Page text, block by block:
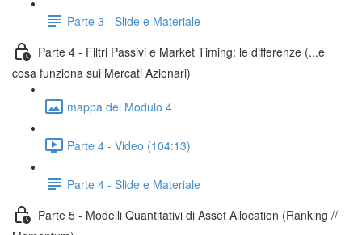
Parte 3 - Slide e Materiale
Parte 4 - Filtri Passivi e Market Timing: le differenze (...e
cosa funziona sui Mercati Azionari)
mappa del Modulo 4
Parte 4 - Video (104:13)
Parte 4 - Slide e Materiale
Parte 5 - Modelli Quantitativi di Asset Allocation (Ranking //